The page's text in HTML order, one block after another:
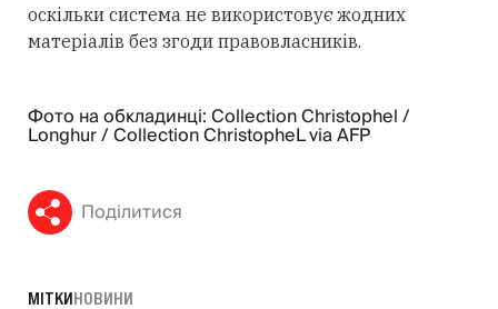
оскільки система не використовує жодних
матеріалів без згоди правовласників.
Фото на обкладинці: Collection Christophel /
Longhur / Collection ChristopheL via AFP
Поділитися
МІТКИНОВИНИ